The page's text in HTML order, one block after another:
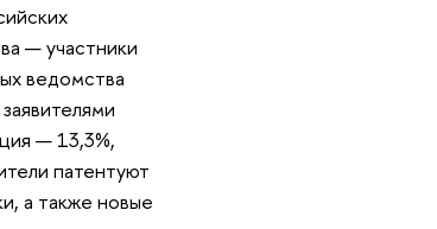
— участники
ведомства
— 13,3%,
патентуют
а также новые